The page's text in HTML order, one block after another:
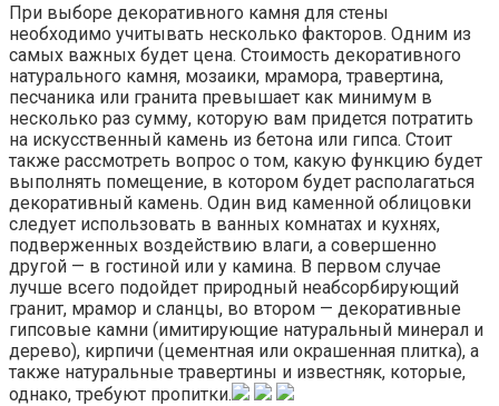
При выборе декоративного камня для стены
необходимо учитывать несколько факторов. Одним из
самых важных будет цена. Стоимость декоративного
натурального камня, мозаики, мрамора, травертина,
песчаника или гранита превышает как минимум в
несколько раз сумму, которую вам придется потратить
на искусственный камень из бетона или гипса. Стоит
также рассмотреть вопрос о том, какую функцию будет
выполнять помещение, в котором будет располагаться
декоративный камень. Один вид каменной облицовки
следует использовать в ванных комнатах и кухнях,
подверженных воздействию влаги, а совершенно
другой — в гостиной или у камина. В первом случае
лучше всего подойдет природный неабсорбирующий
гранит, мрамор и сланцы, во втором — декоративные
гипсовые камни (имитирующие натуральный минерал и
дерево), кирпичи (цементная или окрашенная плитка), а
также натуральные травертины и известняк, которые,
однако, требуют пропитки.